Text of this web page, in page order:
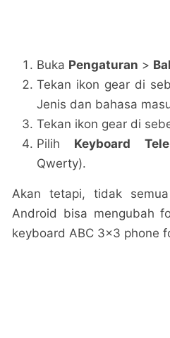
Buka Pengaturan >
Tekan ikon gear di
Jenis dan bahasa
Tekan ikon gear di
Pilih Keyboard
Qwerty).
Akan tetapi, tidak
Android bisa mengubah
keyboard ABC 3×3 phone